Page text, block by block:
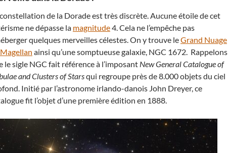
de la Dorade est très discrète. Aucune étoile de cet
ne dépasse la magnitude4. Cela ne l’empêche pas
quelques merveilles célestes. On y trouve leGrand Nuage
ainsi qu’une somptueuse galaxie, NGC 1672. Rappelons
le sigle NGC fait référence à l’imposant New General Catalogue of
and Clusters of Starsqui regroupe près de 8.000 objets du ciel
Initié par l’astronome irlando-danois John Dreyer, ce
fit l’objet d’une première édition en 1888.